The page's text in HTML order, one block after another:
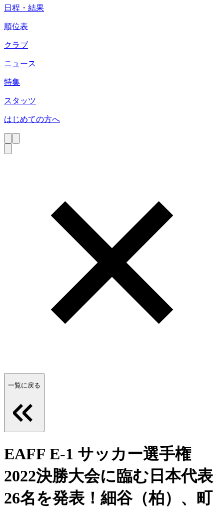
日程・結果
順位表
クラブ
ニュース
特集
スタッツ
はじめての方へ
一覧に戻る
EAFF E-1 サッカー選手権
2022決勝大会に臨む日本代表
26名を発表！細谷（柏）、町